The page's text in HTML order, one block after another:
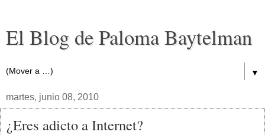
El Blog de Paloma Baytelman
▼
martes, junio 08, 2010
¿Eres adicto a Internet?